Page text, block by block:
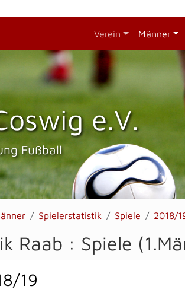
Verein Männer
e.V.
Fußball
Spielerstatistik Spiele 2018/
Raab : Spiele
19